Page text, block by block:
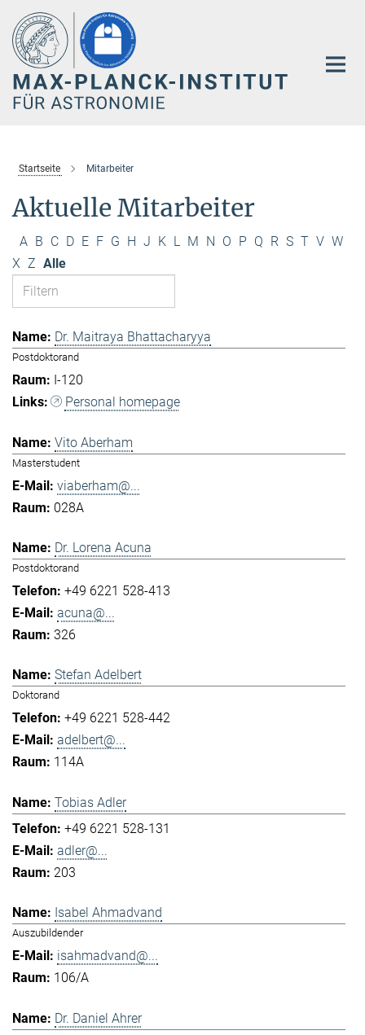
Hauptinhalt
Startseite Mitarbeiter
Aktuelle Mitarbeiter
A B C D E F G H J K L M N O P Q R S T V W
X Z Alle
Dr. Maitraya Bhattacharyya
Postdoktorand
I-120
Personal homepage
Vito Aberham
Masterstudent
viaberham@...
028A
Dr. Lorena Acuna
Postdoktorand
+49 6221 528-413
acuna@...
326
Stefan Adelbert
Doktorand
+49 6221 528-442
adelbert@...
114A
Tobias Adler
+49 6221 528-131
adler@...
203
Isabel Ahmadvand
Auszubildender
isahmadvand@...
106/A
Dr. Daniel Ahrer